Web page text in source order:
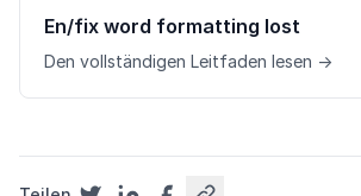
En/fix word formatting lost
Den vollständigen Leitfaden lesen →